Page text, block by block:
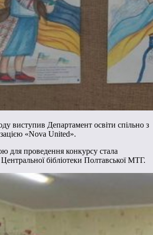
виступив Департамент освіти спільно з
«Nova United».
для проведення конкурсу стала
бібліотеки Полтавської МТГ.